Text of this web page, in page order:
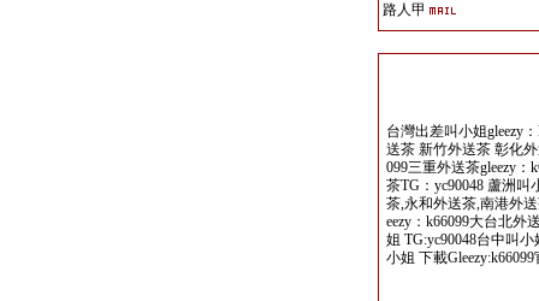
路人甲
台灣出差叫小姐gleezy
送茶 新竹外送茶 彰化
099三重外送茶gleezy
茶TG：yc90048 蘆洲
茶,永和外送茶,南港外
eezy：k66099大台北外
姐 TG:yc90048台中叫
小姐 下載